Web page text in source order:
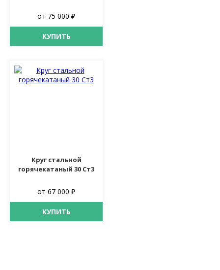
от 75 000 ₽
КУПИТЬ
Круг стальной
горячекатаный 30 Ст3
от 67 000 ₽
КУПИТЬ